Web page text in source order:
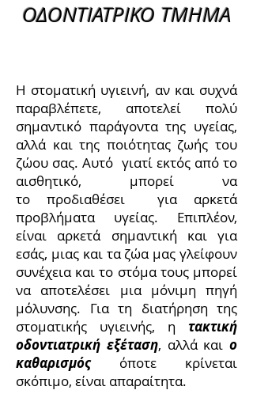
ΟΔΟΝΤΙΑΤΡΙΚΟ ΤΜΗΜΑ
Η στοματική υγιεινή, αν και συχνά
παραβλέπετε, αποτελεί πολύ
σημαντικό παράγοντα της υγείας,
αλλά και της ποιότητας ζωής του
ζώου σας. Αυτό γιατί εκτός από το
αισθητικό, μπορεί να
το προδιαθέσει για αρκετά
προβλήματα υγείας. Επιπλέον,
είναι αρκετά σημαντική και για
εσάς, μιας και τα ζώα μας γλείφουν
συνέχεια και το στόμα τους μπορεί
να αποτελέσει μια μόνιμη πηγή
μόλυνσης. Για τη διατήρηση της
στοματικής υγιεινής, η τακτική
οδοντιατρική εξέταση, αλλά και ο
καθαρισμόςόποτε κρίνεται
σκόπιμο, είναι απαραίτητα.